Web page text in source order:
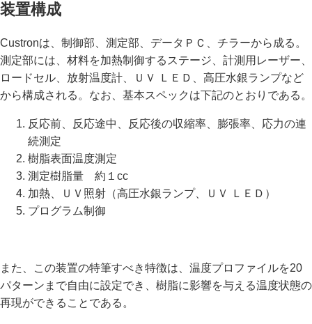
装置構成
Custronは、制御部、測定部、データＰＣ、チラーから成る。
測定部には、材料を加熱制御するステージ、計測用レーザー、
ロードセル、放射温度計、ＵＶ ＬＥＤ、高圧水銀ランプなど
から構成される。なお、基本スペックは下記のとおりである。
反応前、反応途中、反応後の収縮率、膨張率、応力の連
続測定
樹脂表面温度測定
測定樹脂量 約１cc
加熱、ＵＶ照射（高圧水銀ランプ、ＵＶ ＬＥＤ）
プログラム制御
また、この装置の特筆すべき特徴は、温度プロファイルを20
パターンまで自由に設定でき、樹脂に影響を与える温度状態の
再現ができることである。